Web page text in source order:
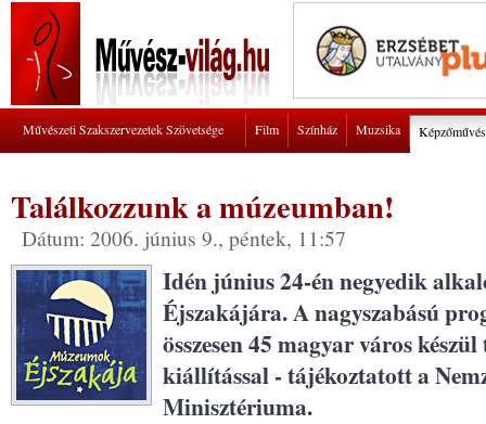
Művészeti Szakszervezetek Szövetsége Film Színház Muzsika
Találkozzunk a múzeumban!
Dátum: 2006. június 9., péntek, 11:57
Idén június 24-én negyedik
Éjszakájára. A nagyszabású
összesen 45 magyar város
kiállítással - tájékoztatott a
Minisztériuma.